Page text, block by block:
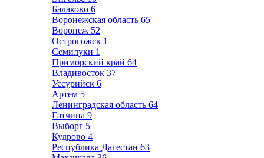
Балаково 6
Воронежская область 65
Воронеж 52
Острогожск 1
Семилуки 1
Приморский край 64
Владивосток 37
Уссурийск 6
Артем 5
Ленинградская область 64
Гатчина 9
Выборг 5
Кудрово 4
Республика Дагестан 63